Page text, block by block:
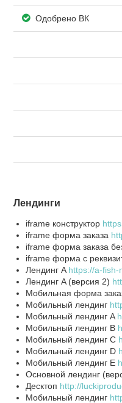
Одобрено ВК
Лендинги
iframe конструктор
iframe форма заказа
iframe форма заказа
iframe форма с
Лендинг A https://a-fish-
Лендинг A (версия 2)
Мобильная форма
Мобильный лендинг
Мобильный лендинг A
Мобильный лендинг B
Мобильный лендинг C
Мобильный лендинг D
Мобильный лендинг E
Основной лендинг
Десктоп http://
Мобильный лендинг